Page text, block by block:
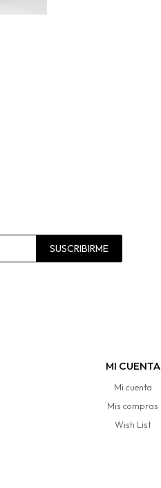
MI CUENTA
Mi cuenta
Mis compras
Wish List
SUSCRIBIRME